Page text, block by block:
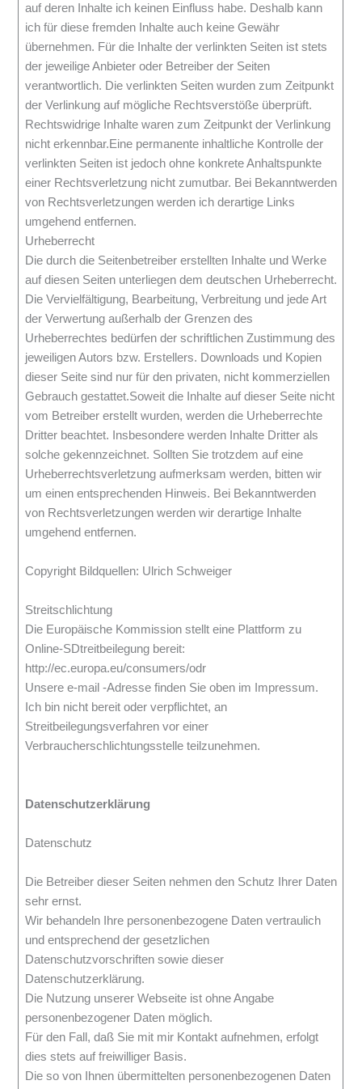
auf deren Inhalte ich keinen Einfluss habe. Deshalb kann
ich für diese fremden Inhalte auch keine Gewähr
übernehmen. Für die Inhalte der verlinkten Seiten ist stets
der jeweilige Anbieter oder Betreiber der Seiten
verantwortlich. Die verlinkten Seiten wurden zum Zeitpunkt
der Verlinkung auf mögliche Rechtsverstöße überprüft.
Rechtswidrige Inhalte waren zum Zeitpunkt der Verlinkung
nicht erkennbar.Eine permanente inhaltliche Kontrolle der
verlinkten Seiten ist jedoch ohne konkrete Anhaltspunkte
einer Rechtsverletzung nicht zumutbar. Bei Bekanntwerden
von Rechtsverletzungen werden ich derartige Links
umgehend entfernen.
Urheberrecht
Die durch die Seitenbetreiber erstellten Inhalte und Werke
auf diesen Seiten unterliegen dem deutschen Urheberrecht.
Die Vervielfältigung, Bearbeitung, Verbreitung und jede Art
der Verwertung außerhalb der Grenzen des
Urheberrechtes bedürfen der schriftlichen Zustimmung des
jeweiligen Autors bzw. Erstellers. Downloads und Kopien
dieser Seite sind nur für den privaten, nicht kommerziellen
Gebrauch gestattet.Soweit die Inhalte auf dieser Seite nicht
vom Betreiber erstellt wurden, werden die Urheberrechte
Dritter beachtet. Insbesondere werden Inhalte Dritter als
solche gekennzeichnet. Sollten Sie trotzdem auf eine
Urheberrechtsverletzung aufmerksam werden, bitten wir
um einen entsprechenden Hinweis. Bei Bekanntwerden
von Rechtsverletzungen werden wir derartige Inhalte
umgehend entfernen.
Copyright Bildquellen: Ulrich Schweiger
Streitschlichtung
Die Europäische Kommission stellt eine Plattform zu
Online-SDtreitbeilegung bereit:
http://ec.europa.eu/consumers/odr
Unsere e-mail -Adresse finden Sie oben im Impressum.
Ich bin nicht bereit oder verpflichtet, an
Streitbeilegungsverfahren vor einer
Verbraucherschlichtungsstelle teilzunehmen.
Datenschutzerklärung
Datenschutz
Die Betreiber dieser Seiten nehmen den Schutz Ihrer Daten
sehr ernst.
Wir behandeln Ihre personenbezogene Daten vertraulich
und entsprechend der gesetzlichen
Datenschutzvorschriften sowie dieser
Datenschutzerklärung.
Die Nutzung unserer Webseite ist ohne Angabe
personenbezogener Daten möglich.
Für den Fall, daß Sie mit mir Kontakt aufnehmen, erfolgt
dies stets auf freiwilliger Basis.
Die so von Ihnen übermittelten personenbezogenen Daten